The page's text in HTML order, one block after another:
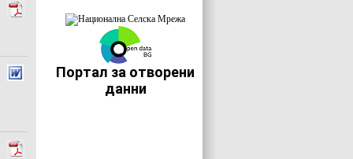
Портал за отворени
данни